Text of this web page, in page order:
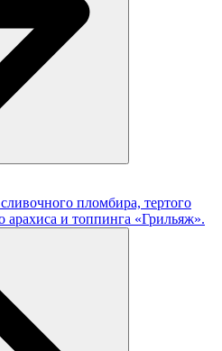
пломбира, тертого
арахиса и топпинга «Грильяж».